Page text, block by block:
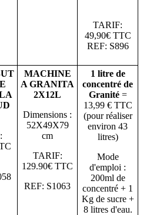
TARIF:
49,90€ TTC
REF: S896
MACHINE
A GRANITA
2X12L
Dimensions :
52X49X79
cm
TARIF:
129.90€ TTC
REF: S1063
1 litre de
concentré de
Granité=
13,99 € TTC
(pour réaliser
environ 43
litres)
Mode
d'emploi :
200ml de
concentré + 1
Kg de sucre +
8 litres d'eau.